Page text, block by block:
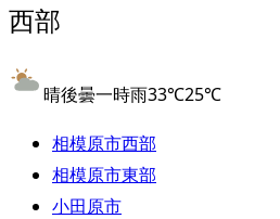
西部
晴後曇一時雨33℃25℃
相模原市西部
相模原市東部
小田原市